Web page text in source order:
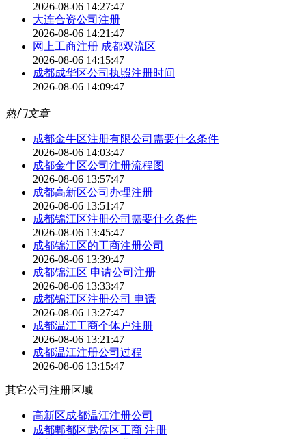
2026-08-06 14:27:47
大连合资公司注册
2026-08-06 14:21:47
网上工商注册 成都双流区
2026-08-06 14:15:47
成都成华区公司执照注册时间
2026-08-06 14:09:47
热门文章
成都金牛区注册有限公司需要什么条件
2026-08-06 14:03:47
成都金牛区公司注册流程图
2026-08-06 13:57:47
成都高新区公司办理注册
2026-08-06 13:51:47
成都锦江区注册公司需要什么条件
2026-08-06 13:45:47
成都锦江区的工商注册公司
2026-08-06 13:39:47
成都锦江区 申请公司注册
2026-08-06 13:33:47
成都锦江区注册公司 申请
2026-08-06 13:27:47
成都温江工商个体户注册
2026-08-06 13:21:47
成都温江注册公司过程
2026-08-06 13:15:47
其它公司注册区域
高新区成都温江注册公司
成都郫都区武侯区工商 注册